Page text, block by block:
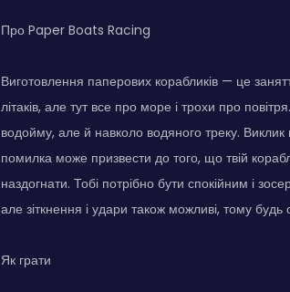
Про Paper Boats Racing
Виготовлення паперових корабликів — це
літаків, але тут все про море і трохи про
водойму, але й навколо водяного треку.
помилка може призвести до того, що твій
наздогнати. Тобі потрібно бути спокійним і
але зіткнення і удари також можливі, тому
Як грати